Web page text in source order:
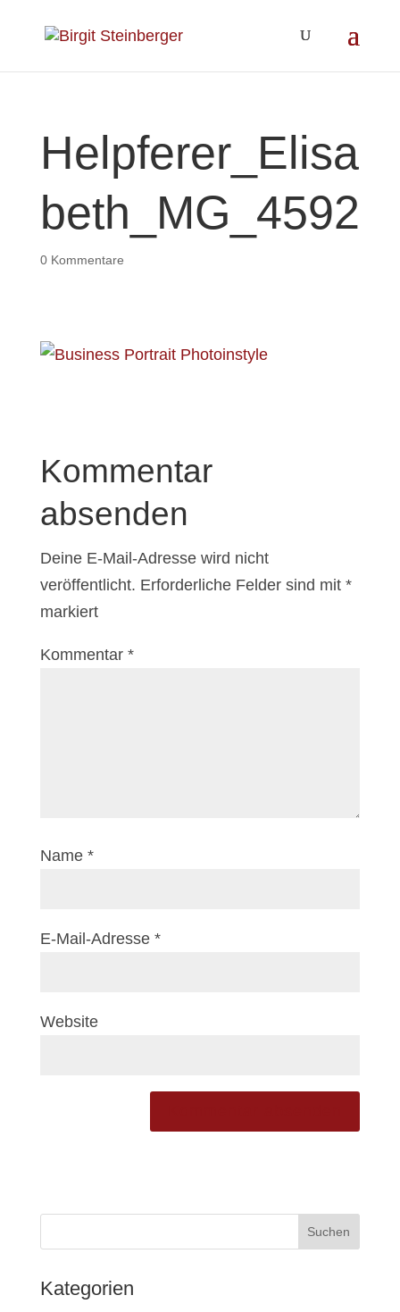
Helpferer_Elisa
beth_MG_4592
0 Kommentare
Kommentar
absenden
Deine E-Mail-Adresse wird nicht
veröffentlicht. Erforderliche Felder sind mit *
markiert
Kommentar *
Name *
E-Mail-Adresse *
Website
Kate­go­rien